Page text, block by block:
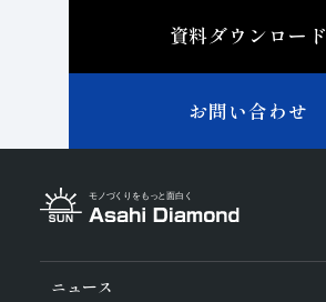
資料ダウンロード
お問い合わせ
ニュース